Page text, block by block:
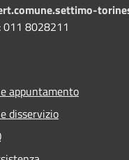
011 8028211
appuntamento
disservizio